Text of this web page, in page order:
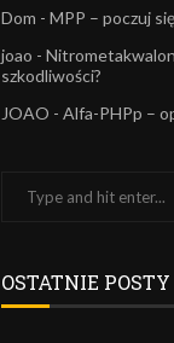
Dom - MPP – poczuj
joao -
szkodliwości?
JOAO - Alfa-PHPp –
OSTATNIE POSTY